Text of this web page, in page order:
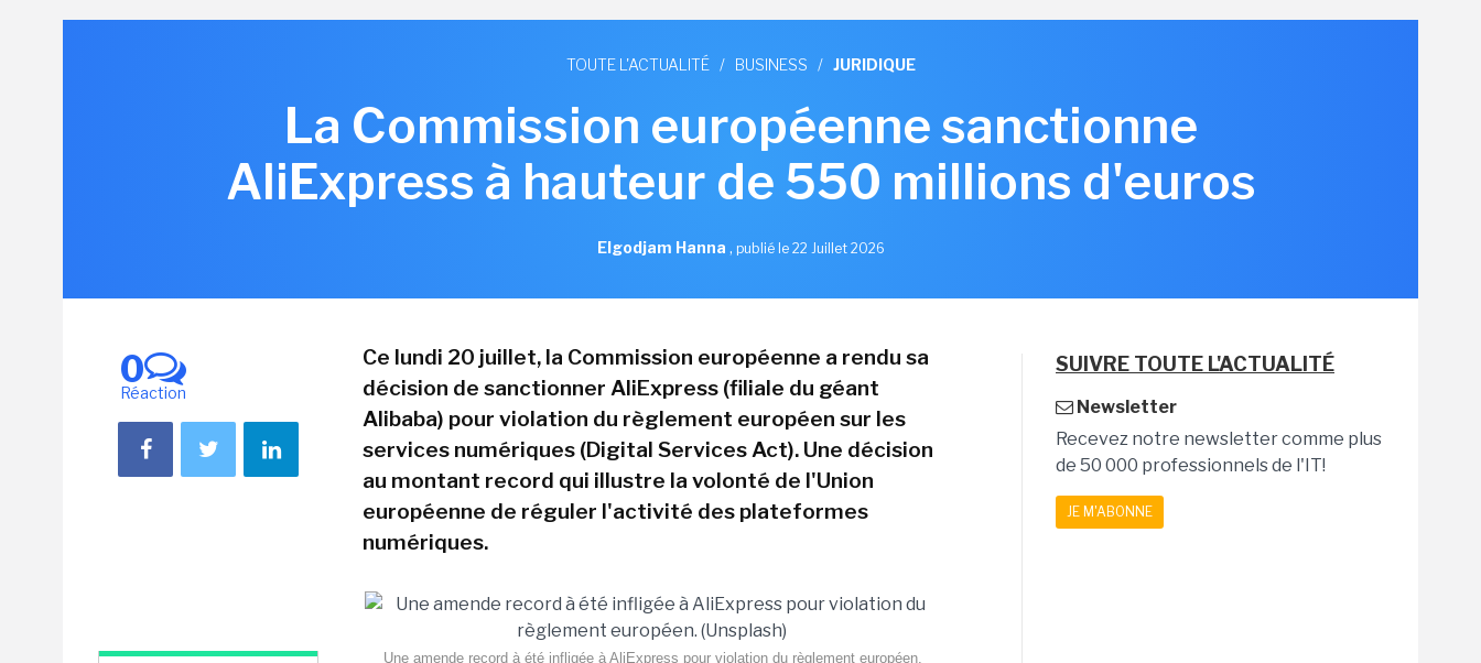
TOUTE L'ACTUALITÉ / BUSINESS / JURIDIQUE
La Commission européenne sanctionne
AliExpress à hauteur de 550 millions d'euros
Elgodjam Hanna , publié le 22 Juillet 2026
0
Réaction
Ce lundi 20 juillet, la Commission européenne a rendu sa
décision de sanctionner AliExpress (filiale du géant
Alibaba) pour violation du règlement européen sur les
services numériques (Digital Services Act). Une décision
au montant record qui illustre la volonté de l'Union
européenne de réguler l'activité des plateformes
numériques.
Une amende record à été infligée à AliExpress pour violation du règlement européen.
SUIVRE TOUTE L'ACTUALITÉ
Newsletter
Recevez notre newsletter comme plus
de 50 000 professionnels de l'IT!
JE M'ABONNE